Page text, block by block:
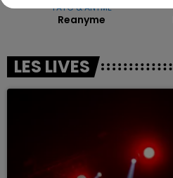
TAYC & ANYME
Reanyme
LES LIVES